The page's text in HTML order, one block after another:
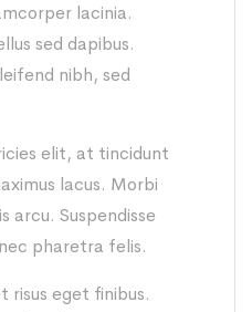
lacinia.
sed dapibus.
nibh, sed
elit, at tincidunt
lacus. Morbi
arcu. Suspendisse
pharetra felis.
risus eget finibus.